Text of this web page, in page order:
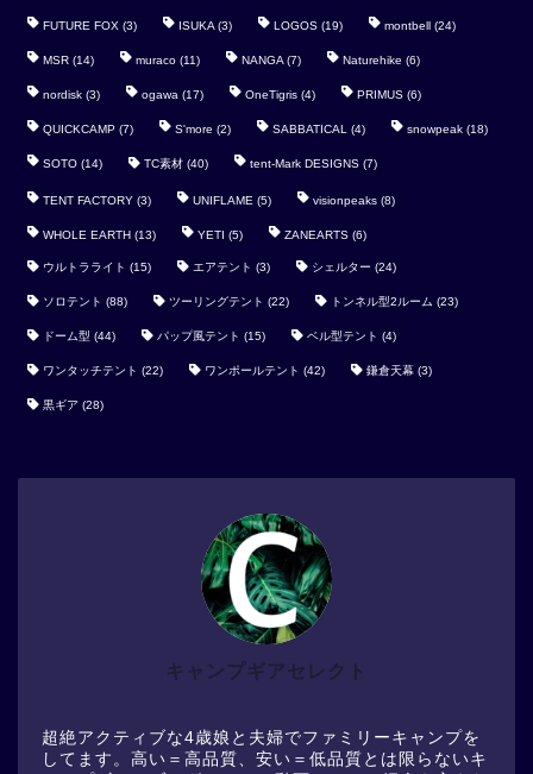
FUTURE FOX (3) ISUKA(3) LOGOS (19) montbell (24)
MSR (14) muraco (11) NANGA(7) Naturehike (6)
nordisk (3) ogawa (17) OneTigris (4) PRIMUS (6)
QUICKCAMP (7) S'more (2) SABBATICAL (4) snowpeak (18)
SOTO (14) TC素材 (40) tent-Mark DESIGNS (7)
TENT FACTORY (3) UNIFLAME (5) visionpeaks (8)
WHOLE EARTH (13) YETI (5) ZANEARTS (6)
ウルトラライト (15) エアテント (3) シェルター (24)
ソロテント (88) ツーリングテント (22) トンネル型2ルーム (23)
ドーム型 (44) パップ風テント (15) ベル型テント (4)
ワンタッチテント (22) ワンポールテント (42) 鎌倉天幕 (3)
黒ギア (28)
キャンプギアセレクト
超絶アクティブな4歳娘と夫婦でファミリーキャンプを
してます。高い＝高品質、安い＝低品質とは限らないキ